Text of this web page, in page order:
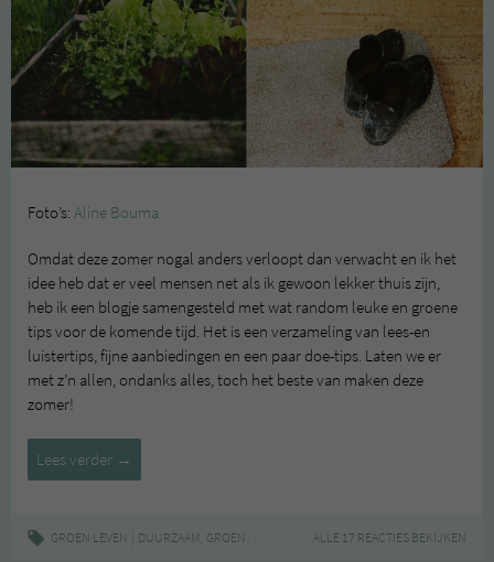
Foto’s: Aline Bouma
Omdat deze zomer nogal anders verloopt dan verwacht en ik het
idee heb dat er veel mensen net als ik gewoon lekker thuis zijn,
heb ik een blogje samengesteld met wat random leuke en groene
tips voor de komende tijd. Het is een verzameling van lees-en
luistertips, fijne aanbiedingen en een paar doe-tips. Laten we er
met z’n allen, ondanks alles, toch het beste van maken deze
zomer!
Lees verder Gewoon
wat
groene
→
GROEN LEVEN DUURZAAM, GROEN, LIFESTYLE ,TIPS,ZOMER
ALLE 17 REACTIES BEKIJKEN